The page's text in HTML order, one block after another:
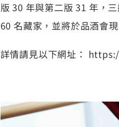
版 30 年與第二版 31 年，
60 名藏家，並將於品酒會
詳情請見以下網址：